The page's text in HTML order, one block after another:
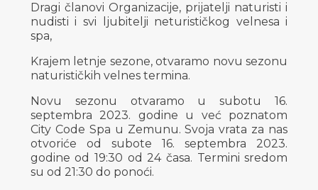
Dragi članovi Organizacije, prijatelji naturisti i
nudisti i svi ljubitelji neturističkog velnesa i
spa,
Krajem letnje sezone, otvaramo novu sezonu
naturističkih velnes termina.
Novu sezonu otvaramo u subotu 16.
septembra 2023. godine u već poznatom
City Code Spa u Zemunu. Svoja vrata za nas
otvoriće od subote 16. septembra 2023.
godine od 19:30 od 24 časa. Termini sredom
su od 21:30 do ponoći.